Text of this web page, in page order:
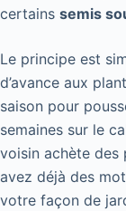
certains semis
Le principe est
d’avance aux
saison pour
semaines sur le
voisin achète des
avez déjà des
votre façon de